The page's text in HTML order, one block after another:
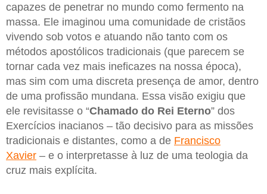
capazes de penetrar no mundo como fermento na
massa. Ele imaginou uma comunidade de cristãos
vivendo sob votos e atuando não tanto com os
métodos apostólicos tradicionais (que parecem se
tornar cada vez mais ineficazes na nossa época),
mas sim com uma discreta presença de amor, dentro
de uma profissão mundana. Essa visão exigiu que
ele revisitasse o “Chamado do Rei Eterno” dos
Exercícios inacianos – tão decisivo para as missões
tradicionais e distantes, como a de Francisco
Xavier – e o interpretasse à luz de uma teologia da
cruz mais explícita.